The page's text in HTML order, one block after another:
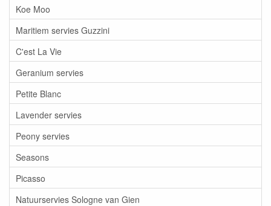
Koe Moo
Maritiem servies Guzzini
C'est La Vie
Geranium servies
Petite Blanc
Lavender servies
Peony servies
Seasons
Picasso
Natuurservies Sologne van Gien